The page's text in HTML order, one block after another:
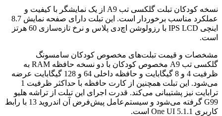
نسخه کودکان تبلت گلکسی تب A9 از یک نمایشگر با کیفیت و
عملکرد مناسب برخوردار است. این تبلت دارای صفحه نمایش 8.7
اینچی IPS LCD با رزولوشن اچ‌دی پلاس و نرخ تازه‌سازی 60 هرتز
است.
مشخصات و قیمت تبلت‌های مخصوص کودکان سامسونگ
گلکسی تب A9 مخصوص کودکان با دو نسخه حافظه RAM به
ظرفیت 4 و 8 گیگابایت و حافظه داخلی 64 و 128 گیگابایت عرضه
می‌شود. این تبلت همچنین از کارت حافظه با حداکثر ظرفیت 1
ترابایت نیز پشتیبانی می‌کند. قدرت اجرای این تبلت از تراشه هلیو
G99 گرفته می‌شود و سیستم‌عامل پیش‌فرض آن اندروید 13 با رابط
کاربری One UI 5.1.1 است.